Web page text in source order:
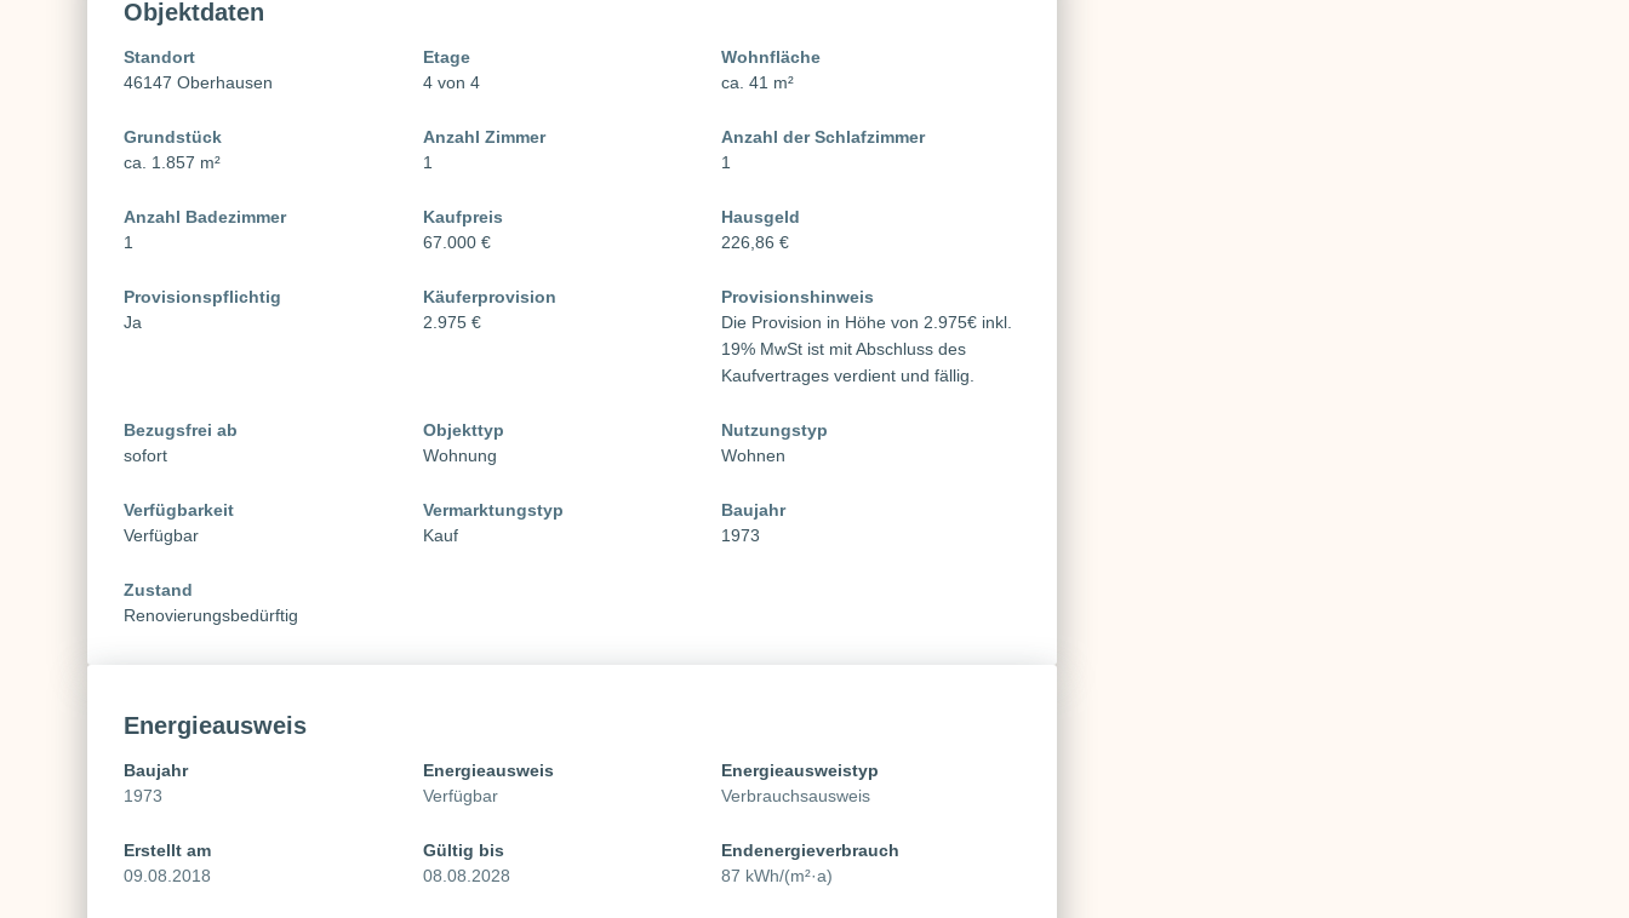
Objektdaten
Standort
46147 Oberhausen
Etage
4 von 4
Wohnfläche
ca. 41 m²
Grundstück
ca. 1.857 m²
Anzahl Zimmer
1
Anzahl der Schlafzimmer
1
Anzahl Badezimmer
1
Kaufpreis
67.000 €
Hausgeld
226,86 €
Provisionspflichtig
Ja
Käuferprovision
2.975 €
Provisionshinweis
Die Provision in Höhe von 2.975€ inkl.
19% MwSt ist mit Abschluss des
Kaufvertrages verdient und fällig.
Bezugsfrei ab
sofort
Objekttyp
Wohnung
Nutzungstyp
Wohnen
Verfügbarkeit
Verfügbar
Vermarktungstyp
Kauf
Baujahr
1973
Zustand
Renovierungsbedürftig
Energieausweis
Baujahr
1973
Energieausweis
Verfügbar
Energie­ausweistyp
Verbrauchsausweis
Erstellt am
09.08.2018
Gültig bis
08.08.2028
Endenergieverbrauch
87 kWh/(m²·a)